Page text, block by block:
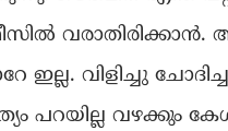
വരാതിരിക്കാൻ.
ഇല്ല. വിളിച്ചു
പറയില്ല വഴക്കും